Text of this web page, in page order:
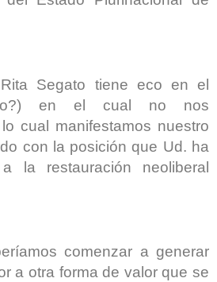
Segato tiene eco en el
en el cual no nos
cual manifestamos nuestro
con la posición que Ud. ha
la restauración neoliberal
comenzar a generar
a otra forma de valor que se